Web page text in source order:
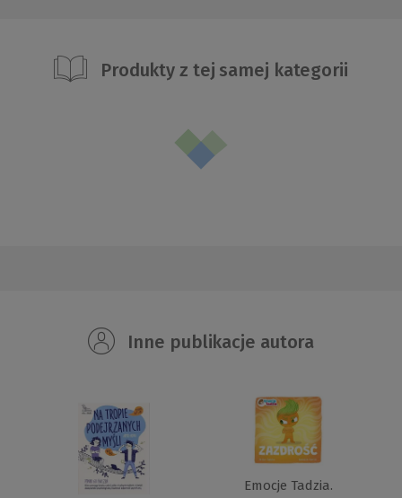
Produkty z tej samej kategorii
Inne publikacje autora
Emocje Tadzia.